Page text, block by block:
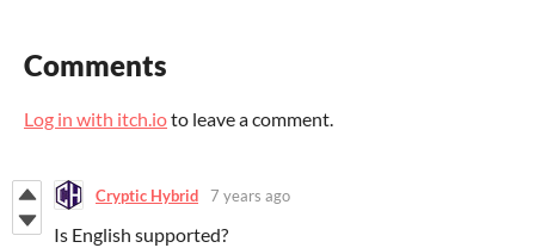
Comments
Log in with itch.ioto leave a comment.
Cryptic Hybrid 7 years ago
Is English supported?